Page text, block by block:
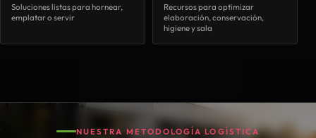
Soluciones listas para hornear,
emplatar o servir
Recursos para optimizar
elaboración, conservación,
higiene y sala
NUESTRA METODOLOGÍA LOGÍSTICA